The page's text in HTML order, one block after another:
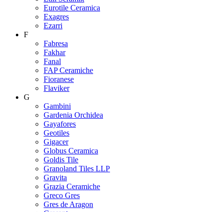
Eurotile Ceramica
Exagres
Ezarri
F
Fabresa
Fakhar
Fanal
FAP Ceramiche
Fioranese
Flaviker
G
Gambini
Gardenia Orchidea
Gayafores
Geotiles
Gigacer
Globus Ceramica
Goldis Tile
Granoland Tiles LLP
Gravita
Grazia Ceramiche
Greco Gres
Gres de Aragon